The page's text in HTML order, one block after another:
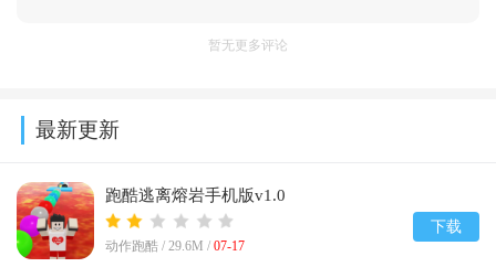
暂无更多评论
最新更新
跑酷逃离熔岩手机版v1.0
动作跑酷 / 29.6M / 07-17
下载